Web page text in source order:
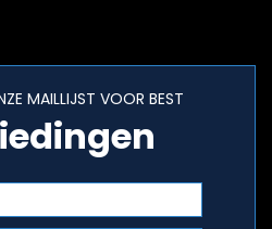
MAILLIJST VOOR BEST